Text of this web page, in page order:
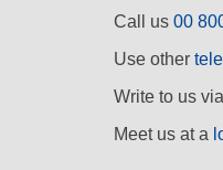
Call us 00
Use other
Write to us
Meet us at a